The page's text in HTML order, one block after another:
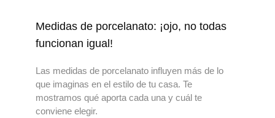
Medidas de porcelanato: ¡ojo, no todas
funcionan igual!
Las medidas de porcelanato influyen más de lo
que imaginas en el estilo de tu casa. Te
mostramos qué aporta cada una y cuál te
conviene elegir.